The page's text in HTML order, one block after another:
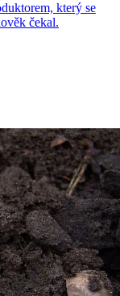
který se
čekal.